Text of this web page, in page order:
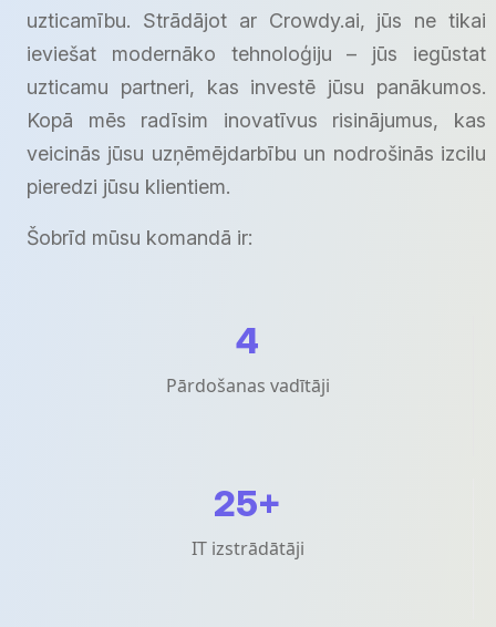
uzticamību. Strādājot ar Crowdy.ai, jūs ne tikai
ieviešat modernāko tehnoloģiju – jūs iegūstat
uzticamu partneri, kas investē jūsu panākumos.
Kopā mēs radīsim inovatīvus risinājumus, kas
veicinās jūsu uzņēmējdarbību un nodrošinās izcilu
pieredzi jūsu klientiem.
Šobrīd mūsu komandā ir:
4
Pārdošanas vadītāji
25+
IT izstrādātāji